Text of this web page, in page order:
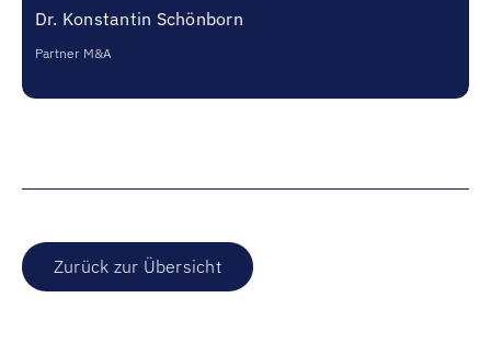
Dr. Konstantin Schönborn
Partner M&A
Zurück zur Übersicht